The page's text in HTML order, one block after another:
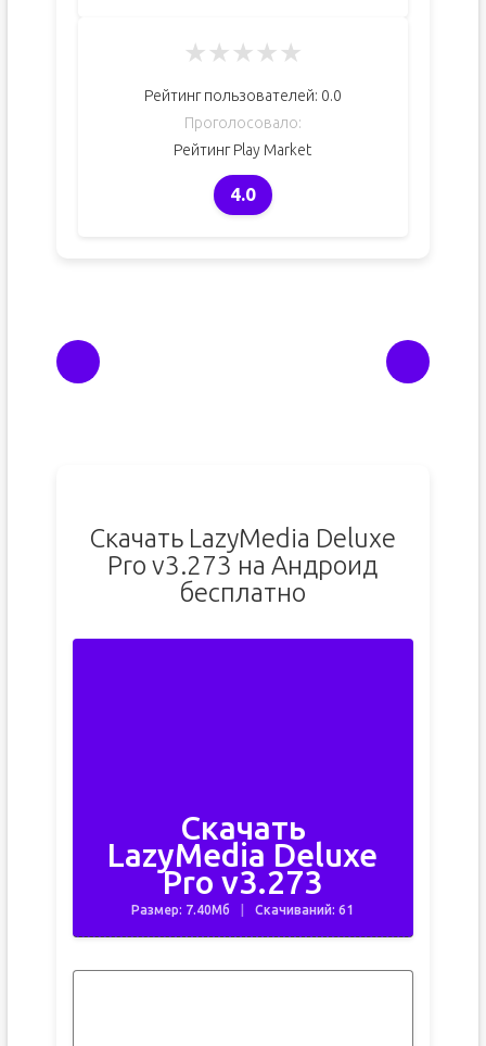
★★★★★
Рейтинг пользователей: 0.0
Проголосовало:
Рейтинг Play Market
4.0
Скачать LazyMedia Deluxe
Pro v3.273 на Андроид
бесплатно
Скачать
LazyMedia Deluxe
Pro v3.273
Размер: 7.40Мб Скачиваний: 61